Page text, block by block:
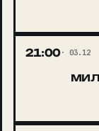
21:00 03.12